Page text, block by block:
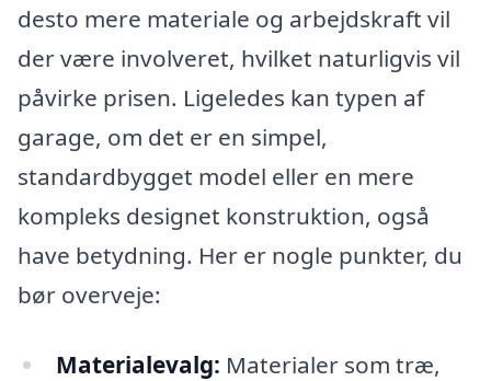
desto mere materiale og arbejdskraft vil
der være involveret, hvilket naturligvis vil
påvirke prisen. Ligeledes kan typen af
garage, om det er en simpel,
standardbygget model eller en mere
kompleks designet konstruktion, også
have betydning. Her er nogle punkter, du
bør overveje:
Materialevalg: Materialer som træ,